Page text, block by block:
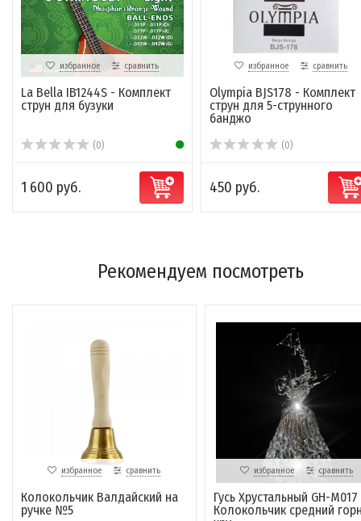
избранное сравнить
La Bella IB1244S - Комплект
струн для бузуки
(0)
1 600 руб.
избранное сравнить
Olympia BJS178 - Комплект
струн для 5-струнного
банджо
(0)
450 руб.
Рекомендуем посмотреть
избранное сравнить
Колокольчик Валдайский на
ручке №5
избранное сравнить
Гусь Хрустальный GH-
Колокольчик средний